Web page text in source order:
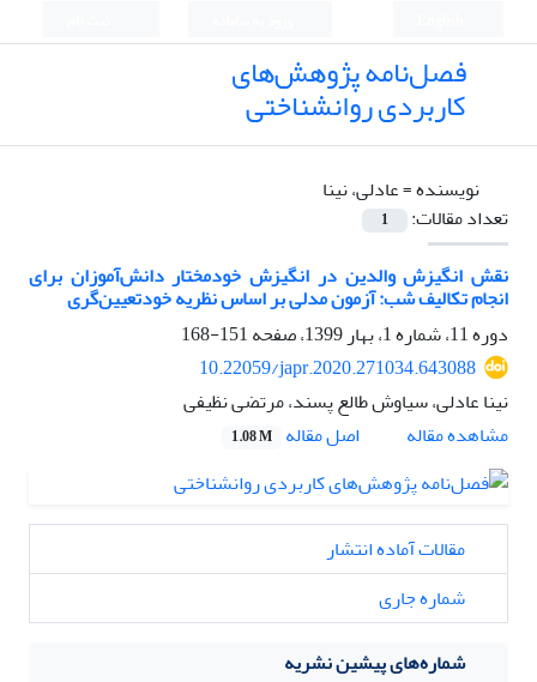
فصل‌نامه پژوهش‌های
کاربردی روانشناختی
نویسنده =عادلی، نینا
تعداد مقالات:
1
نقش انگیزش والدین در انگیزش خودمختار دانش‌آموزان برای
انجام تکالیف شب: آزمون مدلی بر اساس نظریه خودتعیین‌گری
دوره 11، شماره 1، بهار 1399، صفحه
151-168
10.22059/japr.2020.271034.643088
نینا عادلی، سیاوش طالع پسند، مرتضی نظیفی
مشاهده مقاله
اصل مقاله 1.08 M
مقالات آماده انتشار
شماره جاری
شماره‌های پیشین نشریه